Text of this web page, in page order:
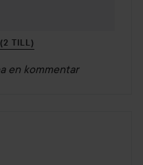
TILL)
en kommentar